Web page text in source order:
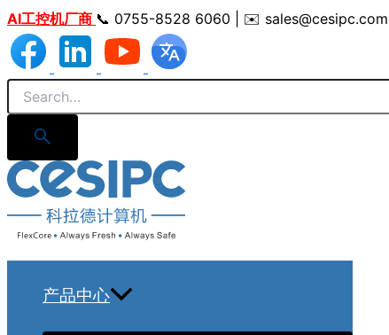
跳
至
内
容
AI工控机厂商 📞 0755-8528 6060 | ✉️ sales@cesipc.com
产品中心